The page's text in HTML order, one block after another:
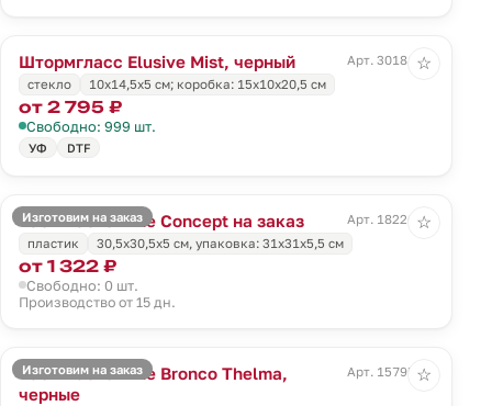
Штормгласс Elusive Mist, черный
Арт. 30181.30
стекло
10х14,5х5 см; коробка: 15х10х20,5 см
от 2 795 ₽
Свободно: 999 шт.
УФ DTF
☆
Изготовим на заказ
Часы настенные Concept на заказ
Арт. 18226.01
пластик
30,5x30,5x5 см, упаковка: 31х31х5,5 см
от 1 322 ₽
Свободно: 0 шт.
Производство от 15 дн.
☆
Изготовим на заказ
Часы настенные Bronco Thelma,
черные
Арт. 15795.30
☆